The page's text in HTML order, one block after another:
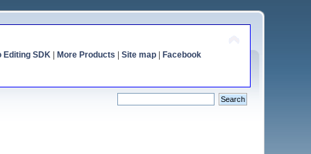
Editing SDK| More Products Site map| Facebook